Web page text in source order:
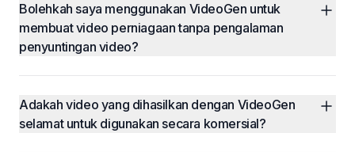
Bolehkah saya menggunakan VideoGen untuk
membuat video perniagaan tanpa pengalaman
penyuntingan video?
Adakah video yang dihasilkan dengan VideoGen
selamat untuk digunakan secara komersial?